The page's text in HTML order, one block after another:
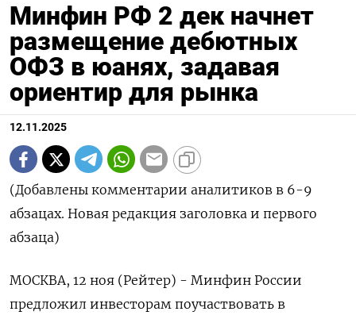
Минфин РФ 2 дек начнет
размещение дебютных
ОФЗ в юанях, задавая
ориентир для рынка
12.11.2025
(Добавлены комментарии аналитиков в 6-9
абзацах. Новая редакция заголовка и первого
абзаца)
МОСКВА, 12 ноя (Рейтер) - Минфин России
предложил инвесторам поучаствовать в